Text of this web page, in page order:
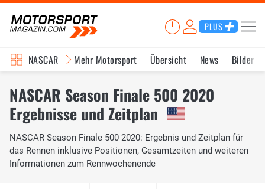
PLUS
NASCAR Mehr Motorsport Übersicht News Bilder
NASCAR Season Finale 500 2020
Ergebnisse und Zeitplan
NASCAR Season Finale 500 2020: Ergebnis und Zeitplan für
das Rennen inklusive Positionen, Gesamtzeiten und weiteren
Informationen zum Rennwochenende